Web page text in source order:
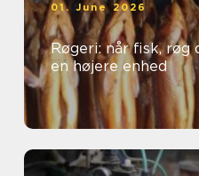
01. June 2026
Røgeri: når fisk,
en højere enhed